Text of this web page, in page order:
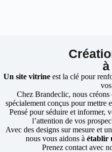
Un site vitrine est la clé pour
Chez Brandeclic, nous créons
spécialement conçus pour mettre
Pensé pour séduire et informer,
l’attention de vos
Avec des designs sur mesure et
nous vous aidons à établir
Prenez contact avec